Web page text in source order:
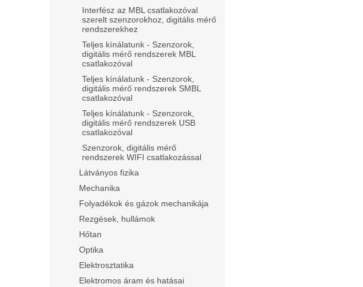
Interfész az MBL csatlakozóval
szerelt szenzorokhoz, digitális mérő
rendszerekhez
Teljes kínálatunk - Szenzorok,
digitális mérő rendszerek MBL
csatlakozóval
Teljes kínálatunk - Szenzorok,
digitális mérő rendszerek SMBL
csatlakozóval
Teljes kínálatunk - Szenzorok,
digitális mérő rendszerek USB
csatlakozóval
Szenzorok, digitális mérő
rendszerek WIFI csatlakozással
Látványos fizika
Mechanika
Folyadékok és gázok mechanikája
Rezgések, hullámok
Hőtan
Optika
Elektrosztatika
Elektromos áram és hatásai